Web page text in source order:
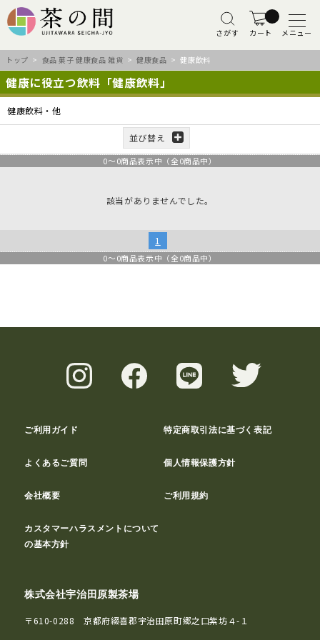
さがす カート メニュー
トップ > 食品 菓子 健康食品 雑貨 >健康食品 > 健康飲料
健康に役立つ飲料「健康飲料」
健康飲料・他
並び替え
0～0商品表示中（全0商品中）
該当がありませんでした。
1
0～0商品表示中（全0商品中）
ご利用ガイド 特定商取引法に基づく表記
よくあるご質問 個人情報保護方針
会社概要 ご利用規約
カスタマーハラスメントについて
の基本方針
株式会社宇治田原製茶場
〒610-0288 京都府綴喜郡宇治田原町郷之口紫坊４-１